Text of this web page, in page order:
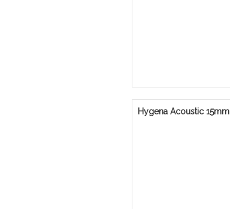
Hygena Acoustic 15mm